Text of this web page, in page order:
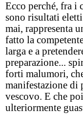
Ecco perché, fra i
sono risultati
mai, rappresenta
fatto la
larga e a
preparazione...
forti malumori,
manifestazione di
vescovo. E che
ulteriormente